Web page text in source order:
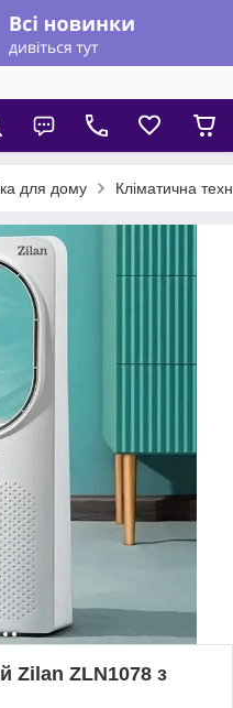
для дому Кліматична
Zilan ZLN1078 з